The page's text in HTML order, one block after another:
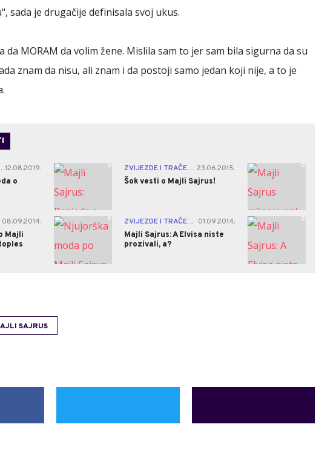
sada je drugačije definisala svoj ukus.
da MORAM da volim žene. Mislila sam to jer sam bila sigurna da su
znam da nisu, ali znam i da postoji samo jedan koji nije, a to je
I TRAČEVI|12.08.2019.
o
0 ZVIJEZDE I TRAČEVI |
23.06.2015.
Šok vesti o Majli Sajrus!
0
08.09.2014.
Majli
0 ZVIJEZDE I TRAČEVI 01.09.2014.
Majli Sajrus: A Elvisa niste
prozivali, a?
0
SAJRUS